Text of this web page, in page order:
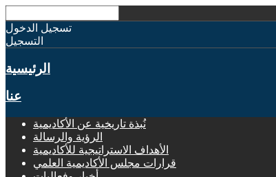
تسجيل الدخول
التسجيل
الرئيسية
عنا
نُبذة تاريخية عن الأكاديمية
الرؤية والرسالة
الأهداف الاستراتيجية للأكاديمية
قرارات مجلس الأكاديمية العلمي